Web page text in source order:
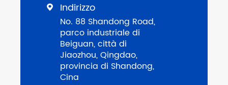
 Indirizzo
No. 88 Shandong Road,
parco industriale di
Beiguan, città di
Jiaozhou, Qingdao,
provincia di Shandong,
Cina